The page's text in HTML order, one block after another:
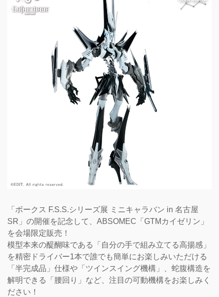
「ボークス F.S.S.シリーズ展 ミニキャラバン in 名古屋
SR」の開催を記念して、ABSOMEC「GTMカイゼリン」
を会場限定販売！
模型本来の醍醐味である「自分の手で組み立てる高揚感」
を精密ドライバー1本で誰でも簡単にお楽しみいただける
「半完成品」仕様や「ツインスイング機構」、蛇腹構造を
解明できる「腰回り」など、注目の可動機構をお楽しみく
ださい！